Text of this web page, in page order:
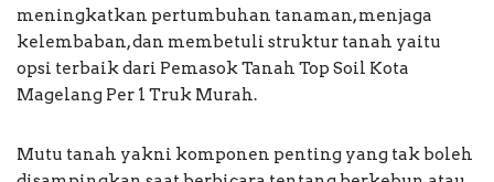
meningkatkan pertumbuhan tanaman, menjaga
kelembaban, dan membetuli struktur tanah yaitu
opsi terbaik dari Pemasok Tanah Top Soil Kota
Magelang Per 1 Truk Murah.
Mutu tanah yakni komponen penting yang tak boleh